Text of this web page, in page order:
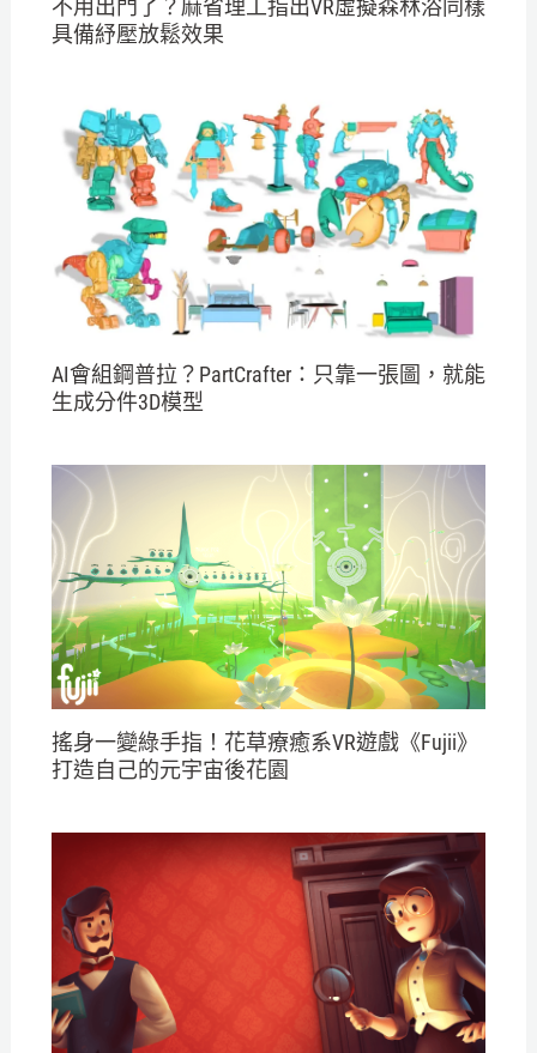
不用出門了？麻省理工指出VR虛擬森林浴同樣
具備紓壓放鬆效果
AI會組鋼普拉？PartCrafter：只靠一張圖，就能
生成分件3D模型
搖身一變綠手指！花草療癒系VR遊戲《Fujii》
打造自己的元宇宙後花園